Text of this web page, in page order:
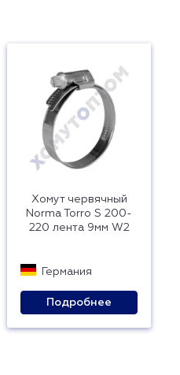
Хомут червячный
Norma Torro S 200-
220 лента 9мм W2
Германия
Подробнее